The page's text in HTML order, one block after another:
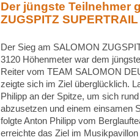
Der jüngste Teilnehmer
ZUGSPITZ SUPERTRAIL
Der Sieg am SALOMON
3120 Höhenmeter war dem
Reiter vom TEAM SALOMON
zeigte sich im Ziel überglücklich.
Philipp an der Spitze, um sich
abzusetzen und einem einsamen
folgte Anton Philipp vom
erreichte das Ziel im